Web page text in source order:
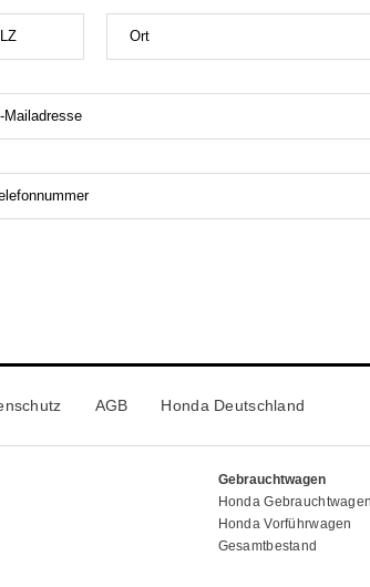
AGB Honda Deutschland
Gebrauchtwagen
Honda Gebrauchtwagen
Honda Vorführwagen
Gesamtbestand